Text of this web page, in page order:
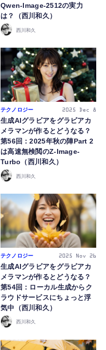
Qwen-Image-2512の実力
は？（西川和久）
西川和久
テクノロジー 2025 Dec 8
生成AIグラビアをグラビアカ
メラマンが作るとどうなる？
第56回：2025年秋の陣Part 2
は高速無検閲のZ-Image-
Turbo（西川和久）
西川和久
テクノロジー 2025 Nov 26
生成AIグラビアをグラビアカ
メラマンが作るとどうなる？
第54回：ローカル生成からク
ラウドサービスにちょっと浮
気中（西川和久）
西川和久